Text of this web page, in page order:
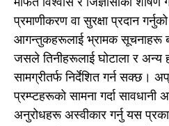
प्रमाणीकरण वा सुरक्षा प्रदान
आगन्तुकहरूलाई भ्रामक सूचनाहरू
जसले तिनीहरूलाई घोटाला र अन्य
सामग्रीतर्फ निर्देशित गर्न सक्छ।
प्रम्प्टहरूको सामना गर्दा
अनुरोधहरू अस्वीकार गर्नु यस